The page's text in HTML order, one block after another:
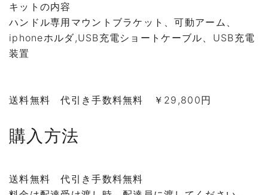
キットの内容
ハンドル専用マウントブラケット、可動アーム、
iphoneホルダ,USB充電ショートケーブル、USB充電
装置
送料無料 代引き手数料無料 ￥29,800円
購入方法
送料無料 代引き手数料無料